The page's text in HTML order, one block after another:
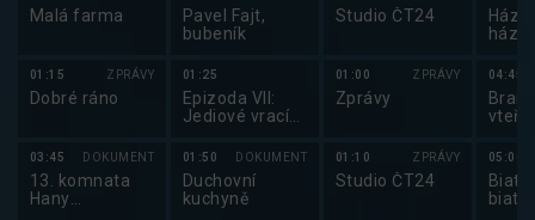
Malá farma
01:15 ZPRÁVY
Dobré ráno
03:45 DOKUMENT
13. komnata
Hany
Pavel Fajt,
bubeník
01:25
Epizoda VII:
Jediové vrací
01:50 DOKUMENT
Duchovní
kuchyně
Studio ČT24
01:00 ZPRÁVY
Zprávy
01:10 ZPRÁVY
Studio ČT24
04:45
05:00